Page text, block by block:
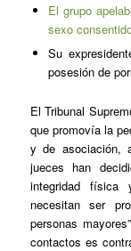
El grupo
sexo
Su
posesión de
El Tribunal
que promovía la
y de asociación,
jueces han
integridad física
necesitan ser
personas
contactos es